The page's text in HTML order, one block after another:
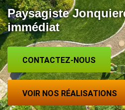
Paysagiste
immédiat
CONTACTEZ-NOUS
VOIR NOS RÉALISATIONS